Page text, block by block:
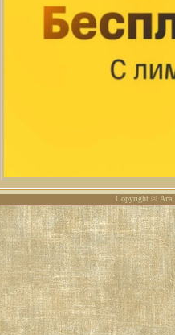
Copyright © Ага